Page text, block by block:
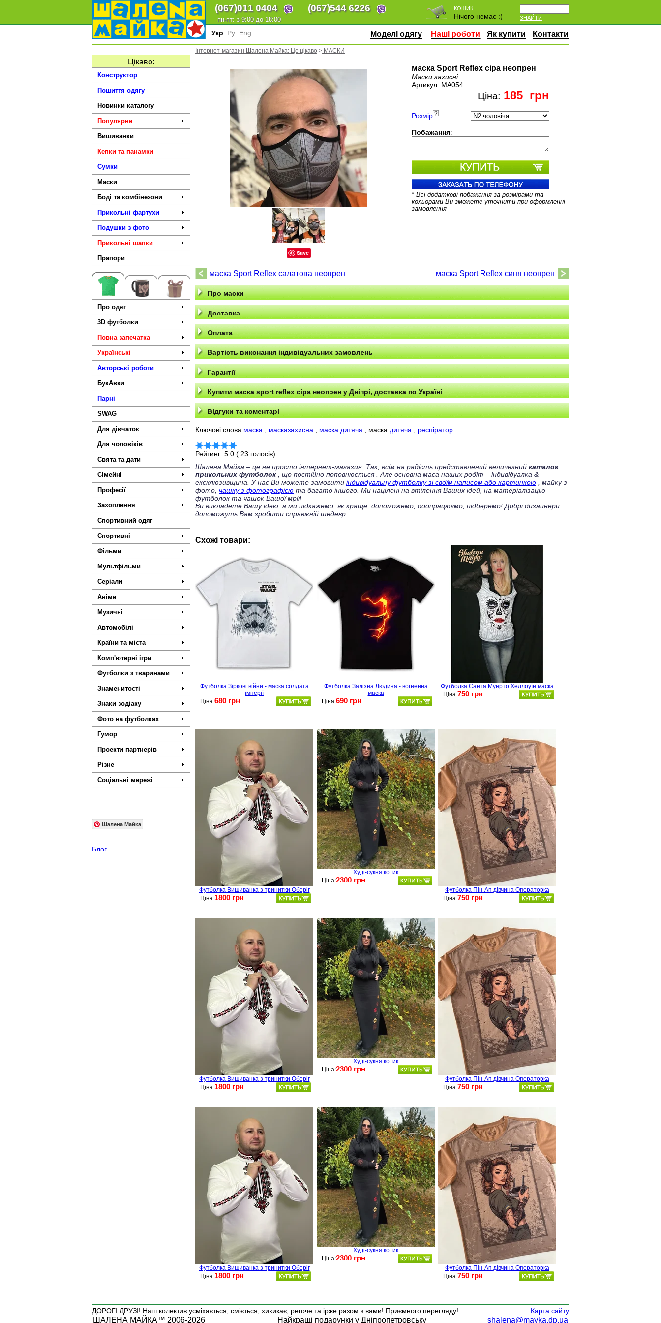
(067)011 0404 (067)544 6226
пн-пт: з 9:00 до 18:00 ЗНАЙТИ
КОШИК
Нічого немає :(
Укр Ру Eng Моделі одягу Наші роботи Як купити Контакти
Цікаво:
Конструктор
Пошиття одягу
Новинки каталогу
Популярне
Вишиванки
Кепки та панамки
Сумки
Маски
Боді та комбінезони
Прикольні фартухи
Подушки з фото
Прикольні шапки
Прапори
Про одяг
3D футболки
Повна запечатка
Українські
Авторські роботи
БукАвки
Парні
SWAG
Для дівчаток
Для чоловіків
Свята та дати
Сімейні
Професії
Захоплення
Спортивний одяг
Спортивні
Фільми
Мультфільми
Серіали
Аніме
Музичні
Автомобілі
Країни та міста
Комп'ютерні ігри
Футболки з тваринами
Знаменитості
Знаки зодіаку
Фото на футболках
Гумор
Проекти партнерів
Різне
Соціальні мережі
Шалена Майка
Блог
Інтернет-магазин Шалена Майка: Це цікаво > МАСКИ
Save
маска Sport Reflex сіра неопрен
Маски захисні
Артикул: MA054
Ціна: 185 грн
Розмір :
Побажання:
* Всі додаткові побажання за розмірами та
кольорами Ви зможете уточнити при оформленні
замовлення
маска Sport Reflex салатова неопрен маска Sport Reflex синя неопрен
Про маски
Доставка
Оплата
Вартість виконання індивідуальних замовлень
Гарантії
Купити маска sport reflex сіра неопрен у Дніпрі, доставка по Україні
Відгуки та коментарі
Ключові слова:маска масказахисна маска дитяча маска дитяча респіратор
Рейтинг: 5.0 ( 23 голосів)
Шалена Майка – це не просто інтернет-магазин. Так, всім на радість представлений величезний каталог
прикольних футболок, що постійно поповнюється
. Але основна маса наших робіт – індивідуалка &
ексклюзивщина. У нас Ви можете замовити індивідуальну футболку зі своїм написом або картинкою , майку з
фото, чашку з фотографією та багато іншого. Ми націлені на втілення Ваших ідей, на матеріалізацію
футболок та чашок Вашої мрії!
Ви викладете Вашу ідею, а ми підкажемо, як краще, допоможемо, доопрацюємо, підберемо! Добрі дизайнери
допоможуть Вам зробити справжній шедевр.
Схожі товари:
Футболка Зіркові війни - маска солдата
імперії
Ціна:680 грн
Футболка Залізна Людина - вогненна
маска
Ціна:690 грн
Футболка Санта Муерто Хеллоуїн маска
Ціна:750 грн
Футболка Вишиванка з тринитки Оберіг
Ціна:1800 грн
Худі-сукня котик
Ціна:2300 грн
Футболка Пін-Ап дівчина Операторка
Ціна:750 грн
Футболка Вишиванка з тринитки Оберіг
Ціна:1800 грн
Худі-сукня котик
Ціна:2300 грн
Футболка Пін-Ап дівчина Операторка
Ціна:750 грн
Футболка Вишиванка з тринитки Оберіг
Ціна:1800 грн
Худі-сукня котик
Ціна:2300 грн
Футболка Пін-Ап дівчина Операторка
Ціна:750 грн
Карта сайту
ДОРОГІ ДРУЗІ! Наш колектив усміхається, сміється, хихикає, регоче та ірже разом з вами! Приємного перегляду!
ШАЛЕНА МАЙКА™ 2006-2026 Найкращі подарунки у Дніпропетровську shalena@mayka.dp.ua